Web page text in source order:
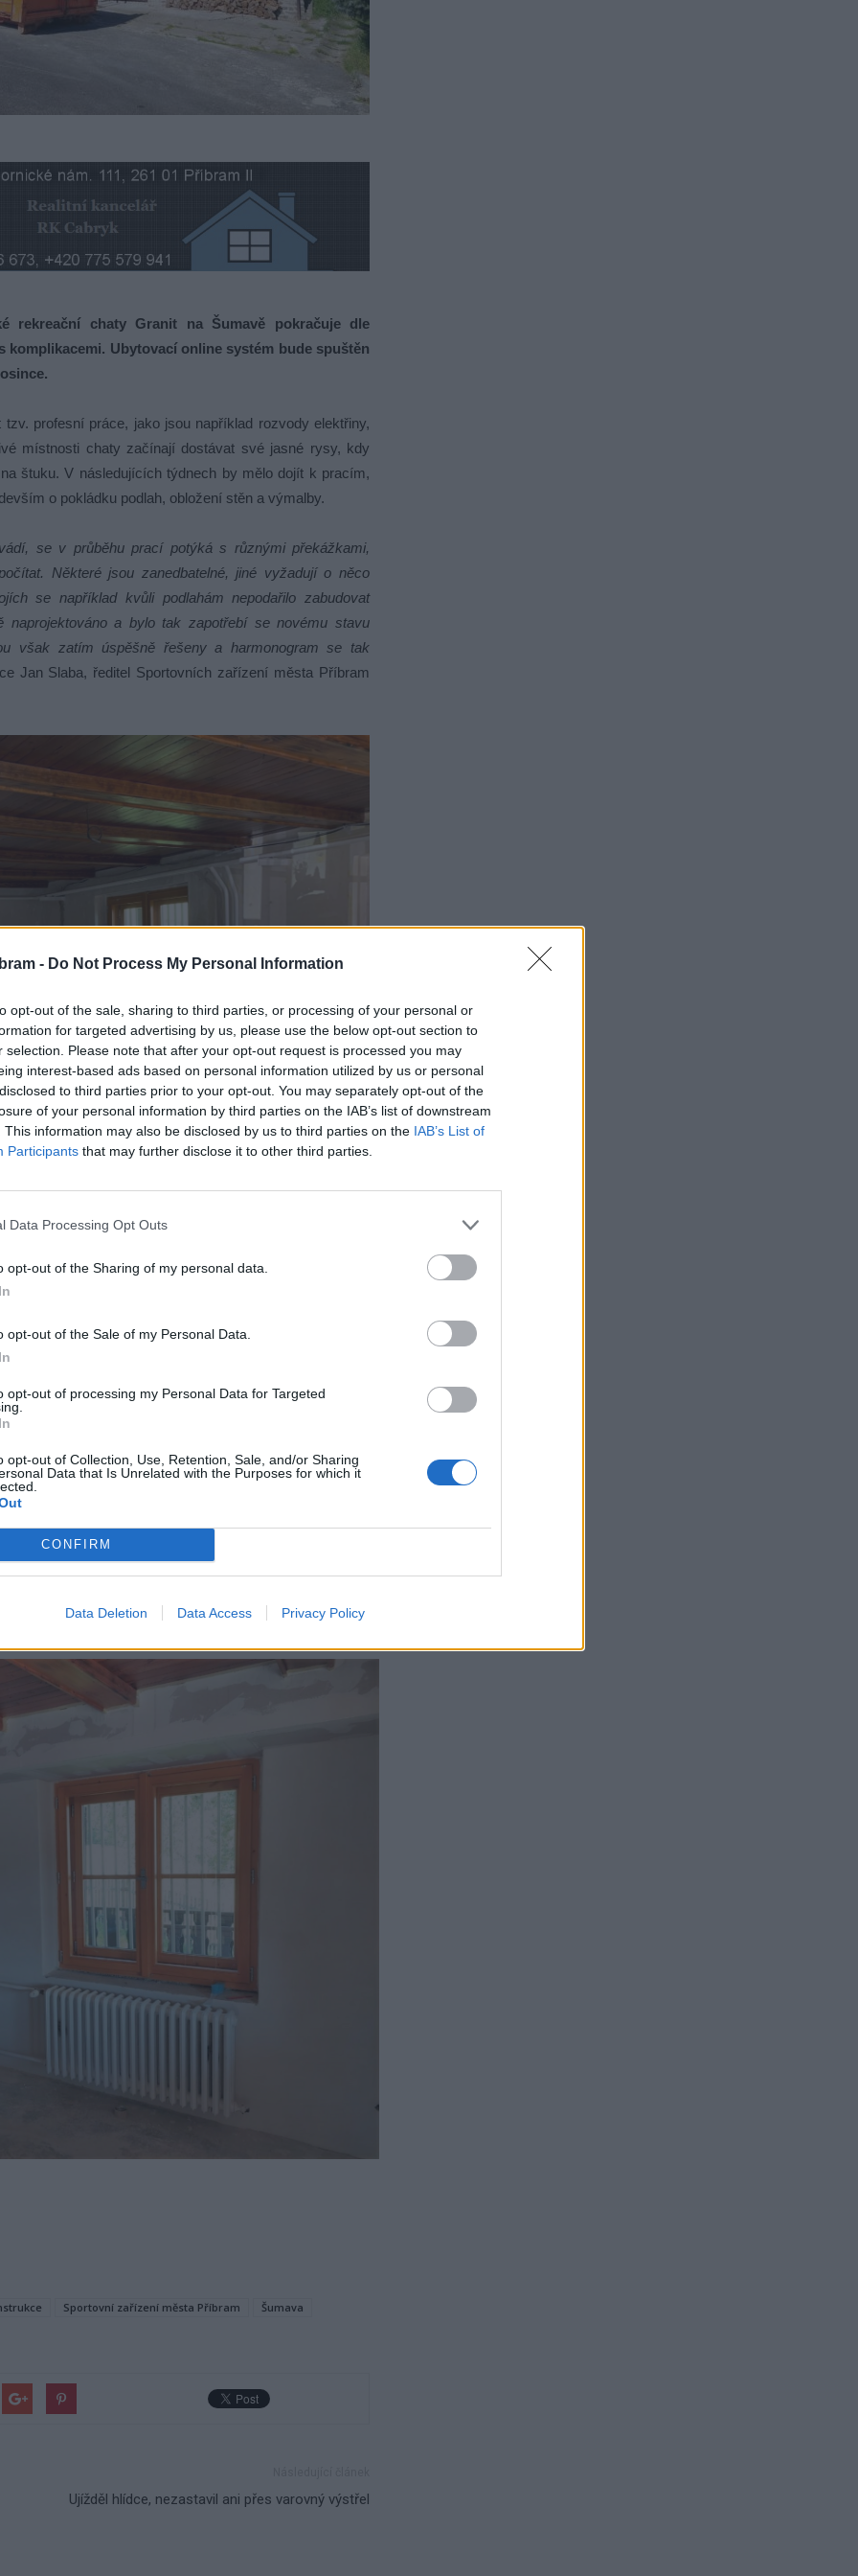
- Do Not Process My Personal Information
opt-out of the sale, sharing to third parties, or processing of your personal or
for targeted advertising by us, please use the below opt-out section to
selection. Please note that after your opt-out request is processed you may
interest-based ads based on personal information utilized by us or personal
to third parties prior to your opt-out. You may separately opt-out of the
of your personal information by third parties on the IAB’s list of downstream
This information may also be disclosed by us to third parties on the IAB’s List of
Participants that may further disclose it to other third parties.
Data Processing Opt Outs
opt-out of the Sharing of my personal data.
opt-out of the Sale of my Personal Data.
opt-out of processing my Personal Data for Targeted
opt-out of Collection, Use, Retention, Sale, and/or Sharing
Data that Is Unrelated with the Purposes for which it
CONFIRM
Data Deletion Data Access Privacy Policy
rekreační chaty Granit na Šumavě pokračuje dle
Ubytovací online systém bude spuštěn
profesní práce, jako jsou například rozvody elektřiny,
místnosti chaty začínají dostávat své jasné rysy, kdy
štuku. V následujících týdnech by mělo dojít k pracím,
o pokládku podlah, obložení stěn a výmalby.
se v průběhu prací potýká s různými překážkami,
Některé jsou zanedbatelné, jiné vyžadují o něco
se například kvůli podlahám nepodařilo zabudovat
a bylo tak zapotřebí se novému stavu
však zatím úspěšně řešeny a harmonogram se tak
Jan Slaba, ředitel Sportovních zařízení města Příbram
stránek chaty Granit www.chatagranit.cz, kde lze
o chatě také informace o vývoji rekonstrukce,
nafocené, najdou zájemci o ubytování v systému vždy
lůžek, ceník atd.,“
osob, vybavení a komfortu konkrétních apartmánů.
měla být dokončena během druhé poloviny listopadu.
pokojů a zkušební provoz.
tisková mluvčí SZM Příbram
Sportovní zařízení města Příbram
Šumava
Ujížděl hlídce, nezastavil ani přes varovný výstřel